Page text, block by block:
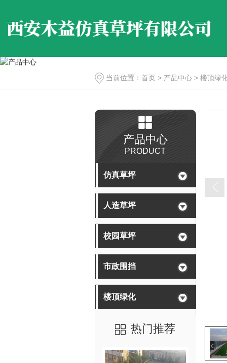
当前位置： 首页 > 产品中心 > 楼顶绿
产品中心
PRODUCT
仿真草坪
人造草坪
校园草坪
市政围挡
楼顶绿化
热门推荐